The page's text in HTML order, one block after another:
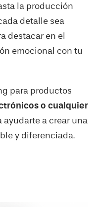
la producción
detalle sea
destacar en el
emocional con tu
para productos
o cualquier
ayudarte a crear una
y diferenciada.